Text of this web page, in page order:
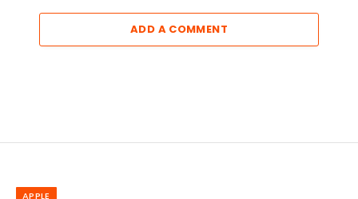
ADD A COMMENT
APPLE